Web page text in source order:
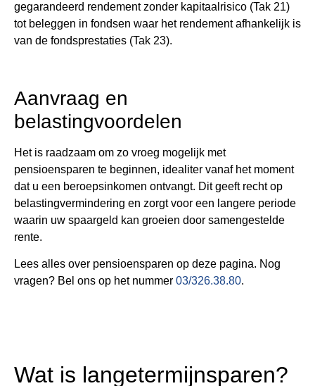
gegarandeerd rendement zonder kapitaalrisico (Tak 21)
tot beleggen in fondsen waar het rendement afhankelijk is
van de fondsprestaties (Tak 23)​​.
Aanvraag en
belastingvoordelen
Het is raadzaam om zo vroeg mogelijk met
pensioensparen te beginnen, idealiter vanaf het moment
dat u een beroepsinkomen ontvangt. Dit geeft recht op
belastingvermindering en zorgt voor een langere periode
waarin uw spaargeld kan groeien door samengestelde
rente​​.
Lees alles over pensioensparen op deze pagina. Nog
vragen? Bel ons op het nummer 03/326.38.80.
Wat is langetermijnsparen?